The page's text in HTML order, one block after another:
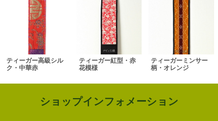
ティーガー高級シル
ク・中華赤
ティーガー紅型・赤
花模様
ティーガーミンサー
柄・オレンジ
ショップインフォメーション